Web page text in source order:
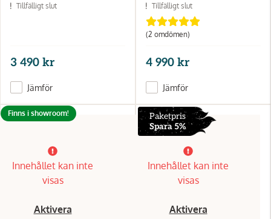
Tillfälligt slut
3 490 kr
Jämför
Tillfälligt slut
(2 omdömen)
4 990 kr
Jämför
Innehållet kan inte
visas
Aktivera
Finns i showroom!
Paketpris
Spara 5%
Innehållet kan inte
visas
Aktivera